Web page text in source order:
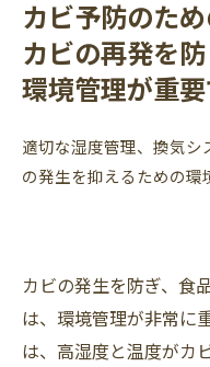
カビ予防のた
カビの再発を
環境管理が重要
適切な湿度管理、換気
の発生を抑えるための環
カビの発生を防ぎ、食
は、環境管理が非常に
は、高湿度と温度がカ